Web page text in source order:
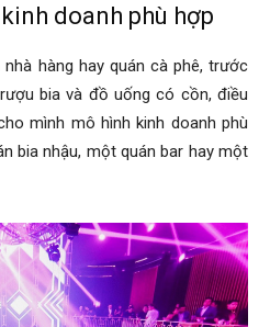
doanh phù hợp
hàng hay quán cà phê, trước
bia và đồ uống có cồn, điều
mình mô hình kinh doanh phù
bia nhậu, một quán bar hay một